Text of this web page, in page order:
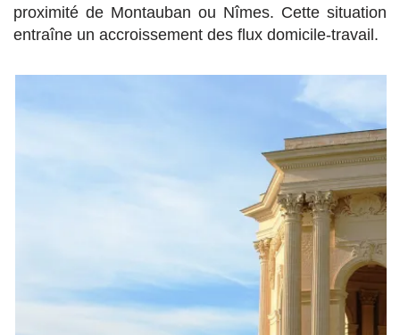
proximité de Montauban ou Nîmes. Cette situation
entraîne un accroissement des flux domicile-travail.